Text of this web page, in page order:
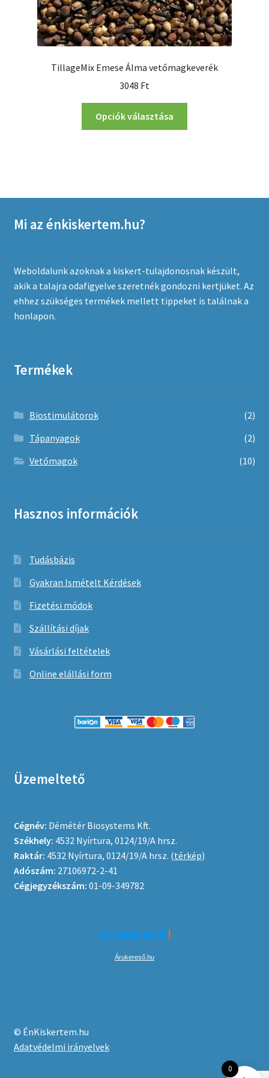
TillageMix Emese Álma vetőmagkeverék
3048 Ft
Opciók választása
A
ki
Mi az énkiskertem.hu?
Weboldalunk azoknak a kiskert-tulajdonosnak készült,
akik a talajra odafigyelve szeretnék gondozni kertjüket. Az
ehhez szükséges termékek mellett tippeket is találnak a
honlapon.
Termékek
Biostimulátorok
(2)
Tápanyagok
(2)
Vetőmagok
(10)
Hasznos információk
Tudásbázis
Gyakran Ismételt Kérdések
Fizetési módok
Szállítási díjak
Vásárlási feltételek
Online elállási form
Üzemeltető
Cégnév: Démétér Biosystems Kft.
Székhely: 4532 Nyírtura, 0124/19/A hrsz.
Raktár: 4532 Nyírtura, 0124/19/A hrsz. (térkép)
Adószám: 27106972-2-41
Cégjegyzékszám: 01-09-349782
Árukereső.hu
© ÉnKiskertem.hu
Adatvédelmi irányelvek
0